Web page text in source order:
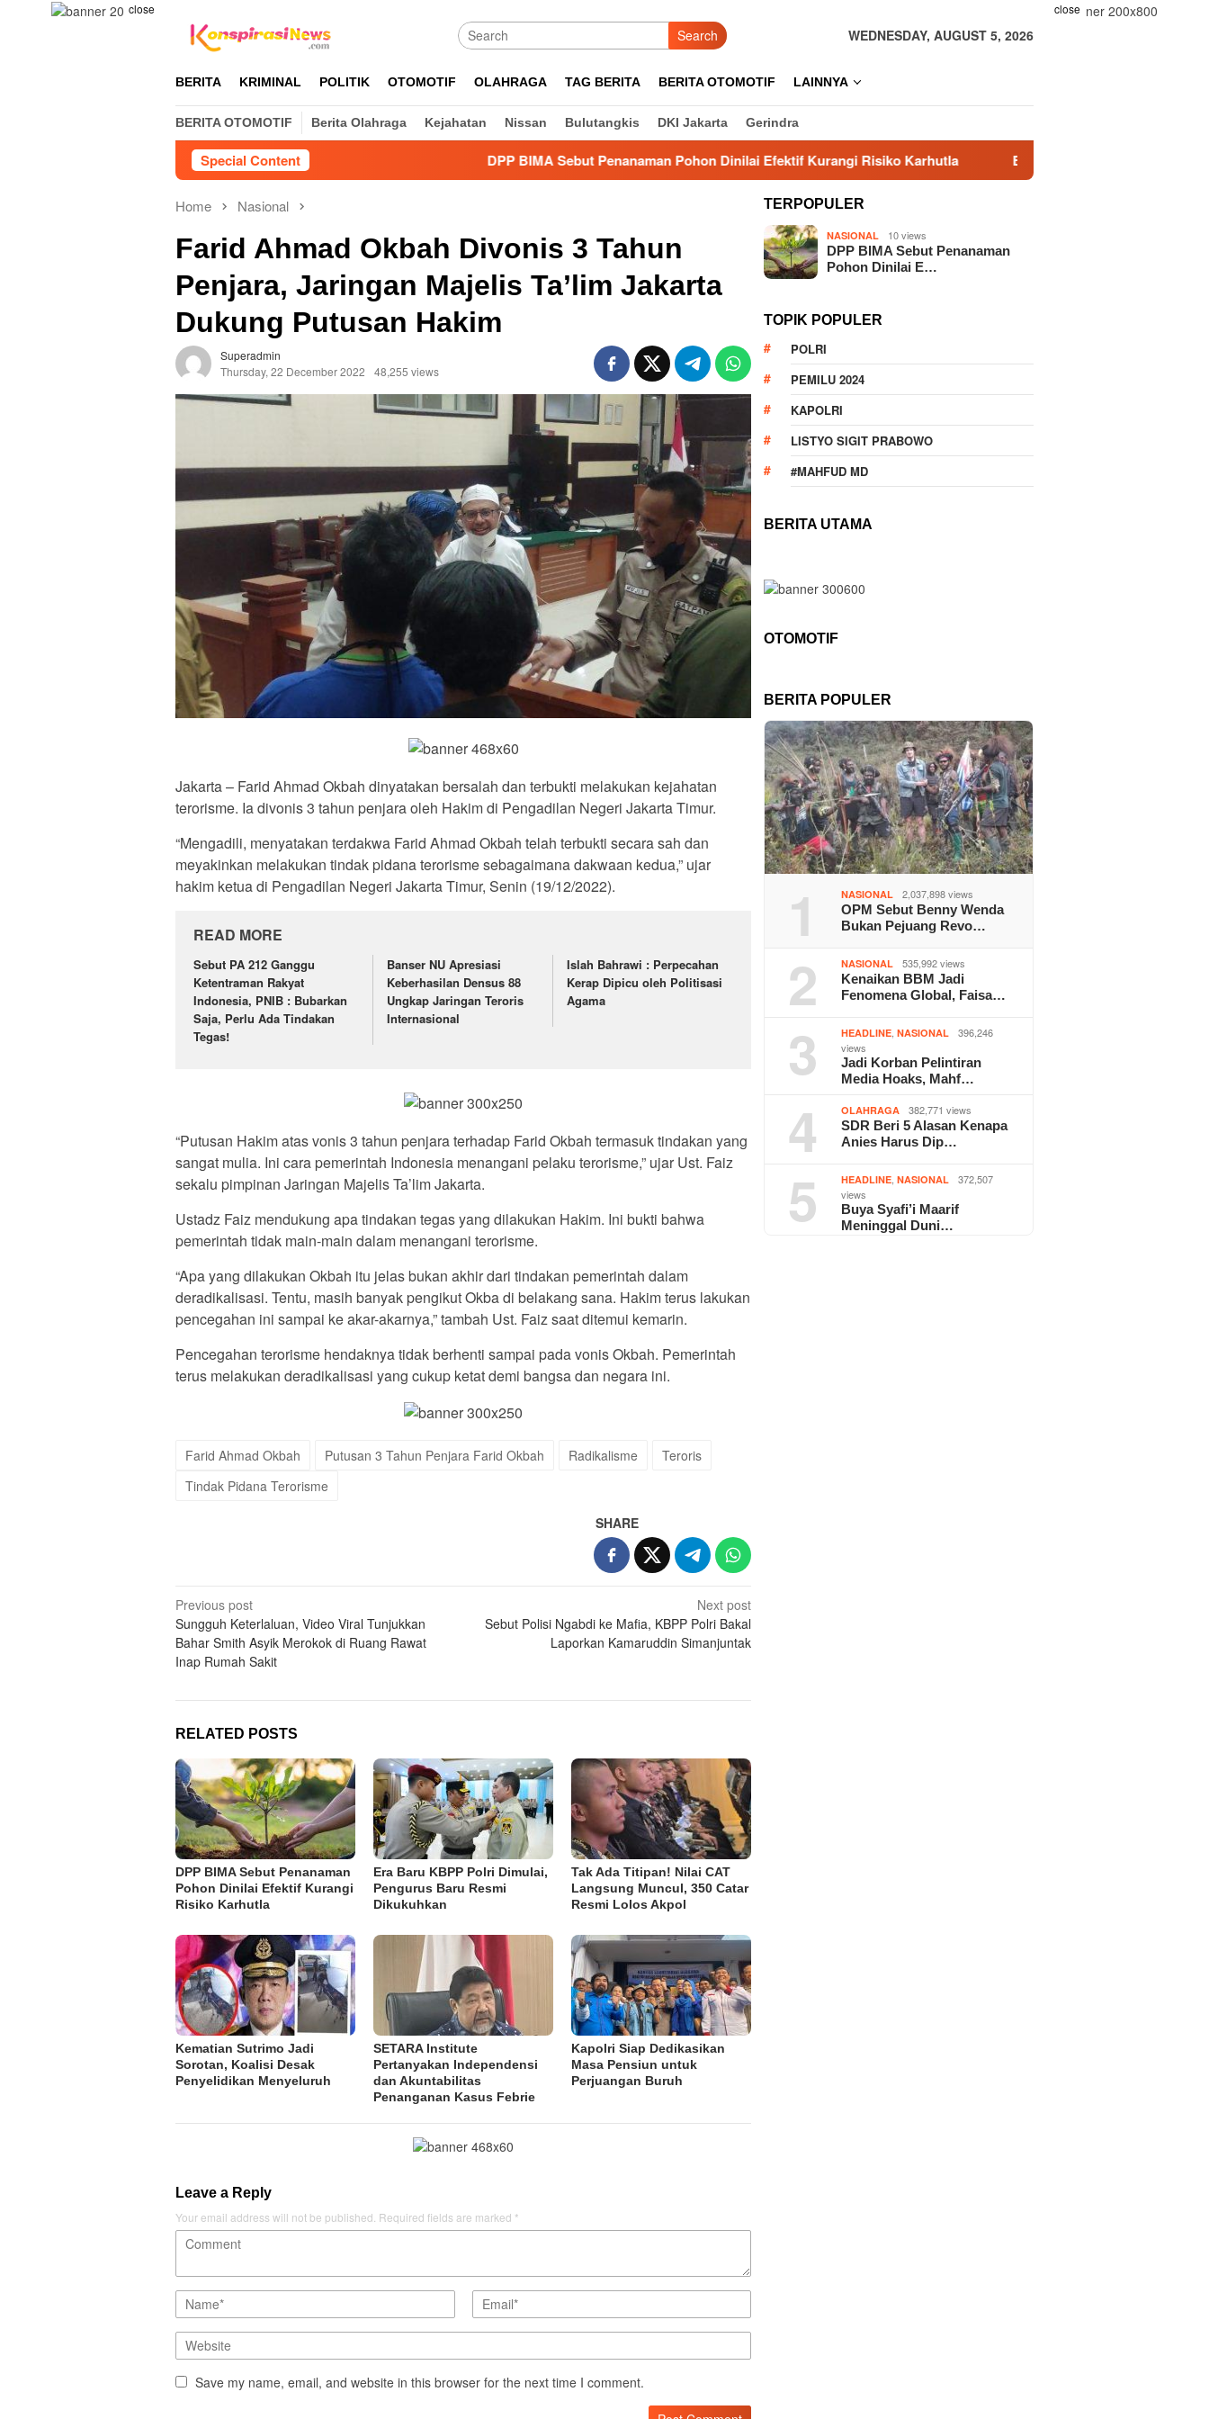
close close
Search WEDNESDAY, AUGUST 5, 2026
BERITA KRIMINAL POLITIK OTOMOTIF OLAHRAGA TAG BERITA BERITA OTOMOTIF LAINNYA
BERITA OTOMOTIF Berita Olahraga Kejahatan Nissan Bulutangkis DKI Jakarta Gerindra
Special Content DPP BIMA Sebut Penanaman Pohon Dinilai Efektif Kurangi Risiko Karhutla Era Baru KBPP Polri Dimulai, Pengurus
Home Nasional
Farid Ahmad Okbah Divonis 3 Tahun
Penjara, Jaringan Majelis Ta’lim Jakarta
Dukung Putusan Hakim
Superadmin
Thursday, 22 December 2022
48,255 views
Jakarta – Farid Ahmad Okbah dinyatakan bersalah dan terbukti melakukan kejahatan
terorisme. Ia divonis 3 tahun penjara oleh Hakim di Pengadilan Negeri Jakarta Timur.
“Mengadili, menyatakan terdakwa Farid Ahmad Okbah telah terbukti secara sah dan
meyakinkan melakukan tindak pidana terorisme sebagaimana dakwaan kedua,” ujar
hakim ketua di Pengadilan Negeri Jakarta Timur, Senin (19/12/2022).
READ MORE
Sebut PA 212 Ganggu
Ketentraman Rakyat
Indonesia, PNIB : Bubarkan
Saja, Perlu Ada Tindakan
Tegas!
Banser NU Apresiasi
Keberhasilan Densus 88
Ungkap Jaringan Teroris
Internasional
Islah Bahrawi : Perpecahan
Kerap Dipicu oleh Politisasi
Agama
“Putusan Hakim atas vonis 3 tahun penjara terhadap Farid Okbah termasuk tindakan yang
sangat mulia. Ini cara pemerintah Indonesia menangani pelaku terorisme,” ujar Ust. Faiz
sekalu pimpinan Jaringan Majelis Ta’lim Jakarta.
Ustadz Faiz mendukung apa tindakan tegas yang dilakukan Hakim. Ini bukti bahwa
pemerintah tidak main-main dalam menangani terorisme.
“Apa yang dilakukan Okbah itu jelas bukan akhir dari tindakan pemerintah dalam
deradikalisasi. Tentu, masih banyak pengikut Okba di belakang sana. Hakim terus lakukan
pencegahan ini sampai ke akar-akarnya,” tambah Ust. Faiz saat ditemui kemarin.
Pencegahan terorisme hendaknya tidak berhenti sampai pada vonis Okbah. Pemerintah
terus melakukan deradikalisasi yang cukup ketat demi bangsa dan negara ini.
Farid Ahmad Okbah Putusan 3 Tahun Penjara Farid Okbah Radikalisme
Teroris
Tindak Pidana Terorisme
SHARE
Post
navigation
Previous post
Sungguh Keterlaluan, Video Viral Tunjukkan
Bahar Smith Asyik Merokok di Ruang Rawat
Inap Rumah Sakit
Next post
Sebut Polisi Ngabdi ke Mafia, KBPP Polri Bakal
Laporkan Kamaruddin Simanjuntak
RELATED POSTS
DPP BIMA Sebut Penanaman
Pohon Dinilai Efektif Kurangi
Risiko Karhutla
Era Baru KBPP Polri Dimulai,
Pengurus Baru Resmi
Dikukuhkan
Tak Ada Titipan! Nilai CAT
Langsung Muncul, 350 Catar
Resmi Lolos Akpol
Kematian Sutrimo Jadi
Sorotan, Koalisi Desak
Penyelidikan Menyeluruh
SETARA Institute
Pertanyakan Independensi
dan Akuntabilitas
Penanganan Kasus Febrie
Kapolri Siap Dedikasikan
Masa Pensiun untuk
Perjuangan Buruh
Leave a Reply
Your email address will not be published. Required fields are marked *
Save my name, email, and website in this browser for the next time I comment.
TERPOPULER
NASIONAL 10 views
DPP BIMA Sebut Penanaman
Pohon Dinilai E…
TOPIK POPULER
POLRI
PEMILU 2024
KAPOLRI
LISTYO SIGIT PRABOWO
#MAHFUD MD
BERITA UTAMA
OTOMOTIF
BERITA POPULER
1 NASIONAL 2,037,898 views
OPM Sebut Benny Wenda
Bukan Pejuang Revo…
2 NASIONAL 535,992 views
Kenaikan BBM Jadi
Fenomena Global, Faisa…
3 HEADLINE ,NASIONAL
396,246
views
Jadi Korban Pelintiran
Media Hoaks, Mahf…
4 OLAHRAGA 382,771 views
SDR Beri 5 Alasan Kenapa
Anies Harus Dip…
5 HEADLINE ,NASIONAL
372,507
views
Buya Syafi’i Maarif
Meninggal Duni…